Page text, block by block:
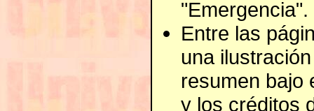
"Emergencia".
Entre las
una
resumen bajo
y los créditos